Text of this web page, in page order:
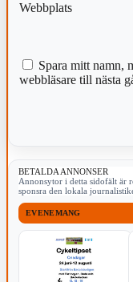
Webbplats
Spara mitt namn,
webbläsare till nästa
BETALDA ANNONSER
Annonsytor i detta sidofält är
sponsra den lokala
EVENEMANG